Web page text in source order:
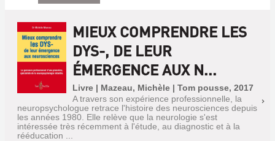
imédiat)
MIEUX COMPRENDRE LES
DYS-, DE LEUR
ÉMERGENCE AUX N...
Livre | Mazeau, Michèle | Tom pousse, 2017
A travers son expérience professionnelle, la
neuropsychologue retrace l'histoire des neurosciences depuis
les années 1980. Elle relève que la neurologie s'est
intéressée très récemment à l'étude, au diagnostic et à la
rééducation ...